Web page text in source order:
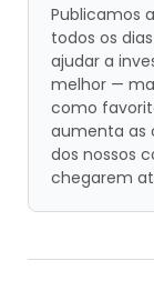
Publicamos
todos os
ajudar a
melhor —
como
aumenta as
dos nossos
chegarem